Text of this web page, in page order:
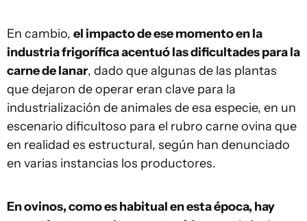
En cambio, el impacto de ese momento en la
industria frigorífica acentuó las dificultades para la
carne de lanar, dado que algunas de las plantas
que dejaron de operar eran clave para la
industrialización de animales de esa especie, en un
escenario dificultoso para el rubro carne ovina que
en realidad es estructural, según han denunciado
en varias instancias los productores.
En ovinos, como es habitual en esta época, hay